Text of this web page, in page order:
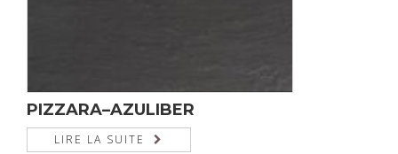
PIZZARA–AZULIBER
LIRE LA SUITE